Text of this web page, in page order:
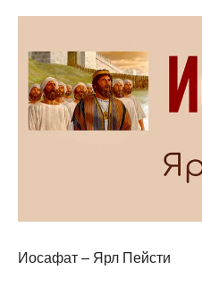
Иосафат – Ярл Пейсти